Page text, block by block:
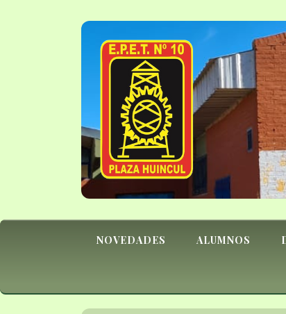
NOVEDADES ALUMNOS